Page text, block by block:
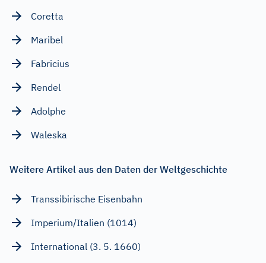
Coretta
Maribel
Fabricius
Rendel
Adolphe
Waleska
Weitere Artikel aus den Daten der Weltgeschichte
Transsibirische Eisenbahn
Imperium/Italien (1014)
International (3. 5. 1660)